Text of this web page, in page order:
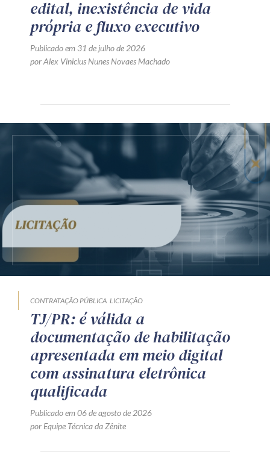
edital, inexistência de vida
própria e fluxo executivo
Publicado em 31 de julho de 2026
por Alex Vinicius Nunes Novaes Machado
CONTRATAÇÃO PÚBLICA LICITAÇÃO
TJ/PR: é válida a
documentação de habilitação
apresentada em meio digital
com assinatura eletrônica
qualificada
Publicado em 06 de agosto de 2026
por Equipe Técnica da Zênite